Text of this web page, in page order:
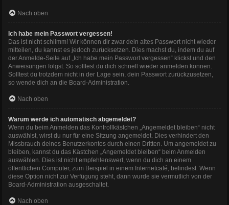
Nach oben
Ich habe mein Passwort vergessen!
Das ist nicht schlimm! Wir können dir zwar dein altes Passwort nicht wieder
mitteilen, du kannst es jedoch zurücksetzen. Dies machst du, indem du auf
der Anmelde-Seite auf „Ich habe mein Passwort vergessen“ klickst und den
Anweisungen folgst. So solltest du dich schnell wieder anmelden können.
Solltest du trotzdem nicht in der Lage sein, dein Passwort zurückzusetzen,
so wende dich an die Board-Administration.
Nach oben
Warum werde ich automatisch abgemeldet?
Wenn du beim Anmelden das Kontrollkästchen „Angemeldet bleiben“ nicht
auswählst, wirst du nur für eine Sitzung angemeldet. Dies verhindert den
Missbrauch deines Benutzerkontos durch einen Dritten. Um angemeldet zu
bleiben, kannst du das Kästchen „Angemeldet bleiben“ beim Anmelden
auswählen. Dies ist nicht empfehlenswert, wenn du dich an einem
öffentlichen Computer, zum Beispiel in einem Internetcafé, befindest. Wenn
diese Option nicht zur Verfügung steht, dann wurde sie vermutlich von der
Board-Administration ausgeschaltet.
Nach oben